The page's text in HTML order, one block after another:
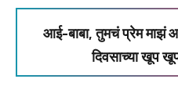
आई-बाबा, तुमचं प्रेम माझं
दिवसाच्या खूप